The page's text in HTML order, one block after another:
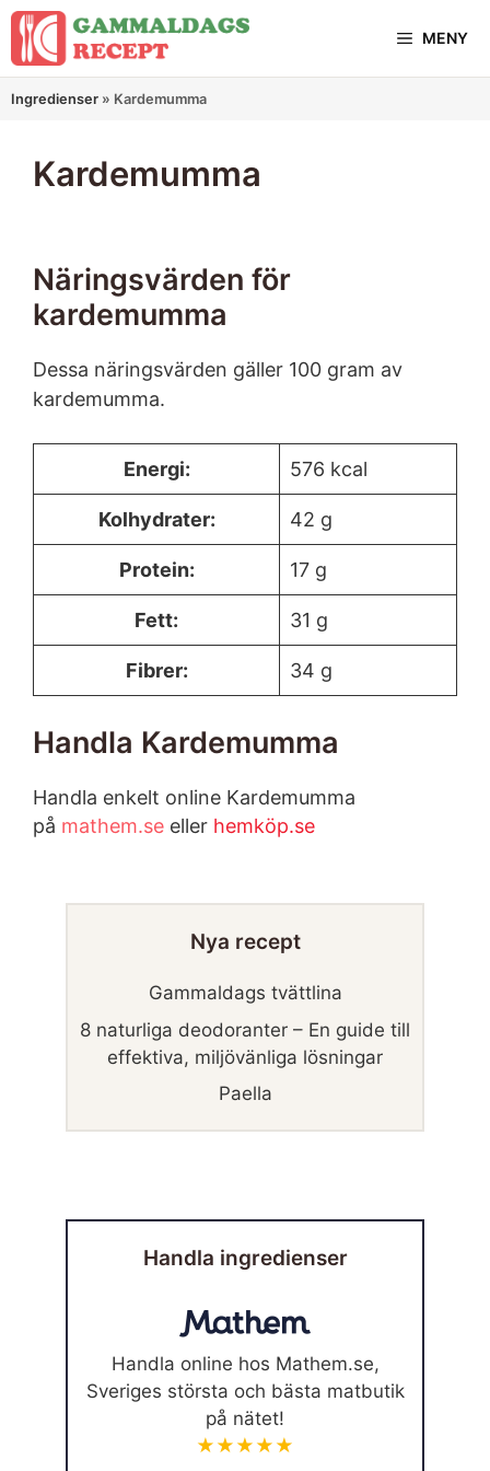
Hoppa
innehåll
MENY
Ingredienser » Kardemumma
Kardemumma
Näringsvärden för
kardemumma
Dessa näringsvärden gäller 100 gram av
kardemumma.
Energi: 576 kcal
Kolhydrater: 42 g
Protein: 17 g
Fett: 31 g
Fibrer: 34 g
Handla Kardemumma
Handla enkelt online Kardemumma
på mathem.se eller hemköp.se
Nya recept
Gammaldags tvättlina
8 naturliga deodoranter – En guide till
effektiva, miljövänliga lösningar
Paella
Handla ingredienser
Handla online hos Mathem.se,
Sveriges största och bästa matbutik
på nätet!
★★★★★